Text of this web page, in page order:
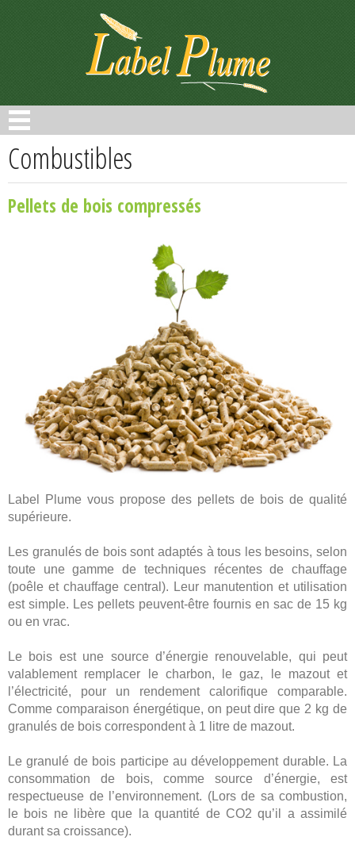
Combustibles
Pellets de bois compressés
Label Plume vous propose des pellets de bois de qualité
supérieure.
Les granulés de bois sont adaptés à tous les besoins, selon
toute une gamme de techniques récentes de chauffage
(poêle et chauffage central). Leur manutention et utilisation
est simple. Les pellets peuvent-être fournis en sac de 15 kg
ou en vrac.
Le bois est une source d’énergie renouvelable, qui peut
valablement remplacer le charbon, le gaz, le mazout et
l’électricité, pour un rendement calorifique comparable.
Comme comparaison énergétique, on peut dire que 2 kg de
granulés de bois correspondent à 1 litre de mazout.
Le granulé de bois participe au développement durable. La
consommation de bois, comme source d’énergie, est
respectueuse de l’environnement. (Lors de sa combustion,
le bois ne libère que la quantité de CO2 qu’il a assimilé
durant sa croissance).